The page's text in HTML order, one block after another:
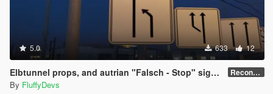
5.0 633 12
Elbtunnel props, and autrian "Falsch - Stop" signs for wrong way. Recontinued
By FluffyDevs